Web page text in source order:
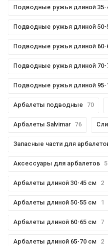
Подводные ружья длиной 35-
Подводные ружья длиной 50-
Подводные ружья длиной 60-
Подводные ружья длиной 70-
Подводные ружья длиной 95-
Арбалеты подводные 70
Арбалеты Salvimar 76
Запасные части для
Аксессуары для арбалетов 5
Арбалеты длиной 30-45 см 2
Арбалеты длиной 50-55 см 1
Арбалеты длиной 60-65 см 7
Арбалеты длиной 65-70 см 2